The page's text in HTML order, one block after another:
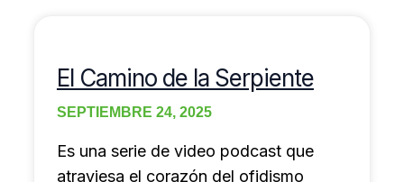
El Camino de la Serpiente
SEPTIEMBRE 24, 2025
Es una serie de video podcast que
atraviesa el corazón del ofidismo